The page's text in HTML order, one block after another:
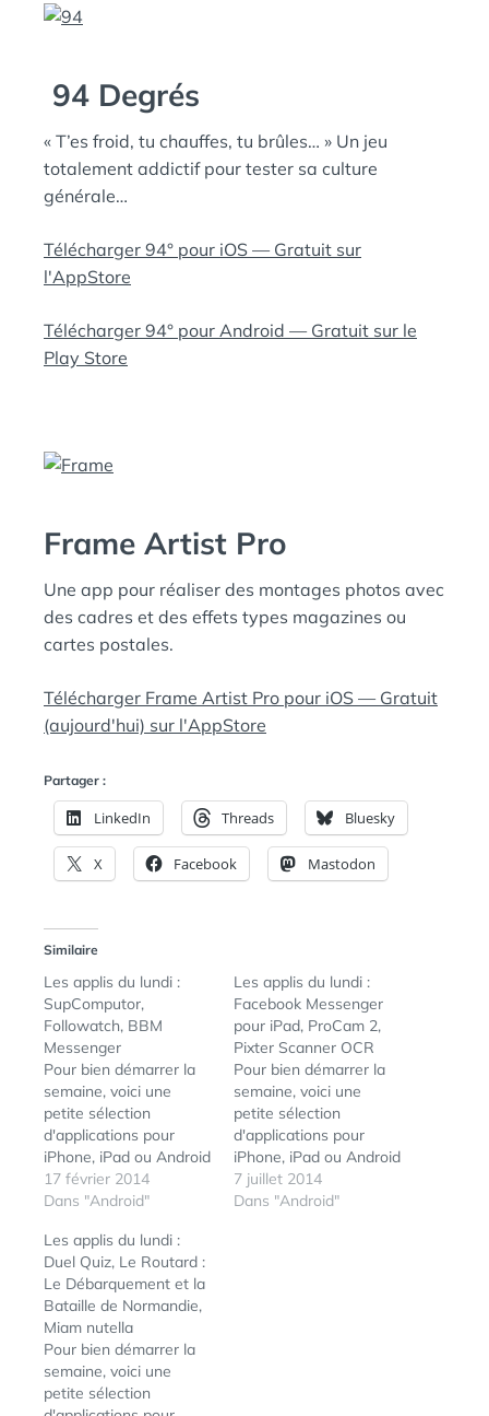
94 Degrés
« T’es froid, tu chauffes, tu brûles… » Un jeu
totalement addictif pour tester sa culture
générale…
Télécharger 94° pour iOS — Gratuit sur
l'AppStore
Télécharger 94° pour Android — Gratuit sur le
Play Store
Frame Artist Pro
Une app pour réaliser des montages photos avec
des cadres et des effets types magazines ou
cartes postales.
Télécharger Frame Artist Pro pour iOS — Gratuit
(aujourd'hui) sur l'AppStore
Partager :
LinkedIn Threads Bluesky
X Facebook Mastodon
Similaire
Les applis du lundi :
SupComputor,
Followatch, BBM
Messenger
Pour bien démarrer la
semaine, voici une
petite sélection
d'applications pour
iPhone, iPad ou Android
que je vous
recommande.
vous fort en maths et
en calcul mental ? Vous
allez pouvoir le
découvrir et tenter de
challenger le Super
Computer de Bull...
Vous pouvez voir ici une
petite…
17 février 2014
Dans "Android"
Les applis du lundi :
Facebook Messenger
pour iPad, ProCam 2,
Pixter Scanner OCR
Pour bien démarrer la
semaine, voici une
petite sélection
d'applications pour
iPhone, iPad ou Android
que je vous
recommande...
7 juillet 2014
Dans "Android"
Les applis du lundi :
Duel Quiz, Le Routard :
Le Débarquement et la
Bataille de Normandie,
Miam nutella
Pour bien démarrer la
semaine, voici une
petite sélection